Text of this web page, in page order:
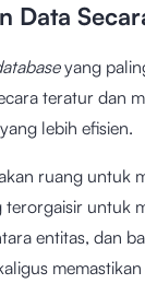
Data
yang
teratur dan
lebih efisien.
ruang untuk
untuk
entitas, dan